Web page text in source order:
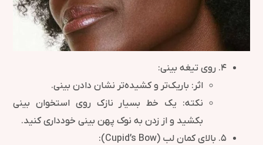
۴. روی تیغه بینی:
اثر: باریک‌تر و کشیده‌تر نشان دادن بینی.
نکته: یک خط بسیار نازک روی استخوان بینی
بکشید و از زدن به نوک پهن بینی خودداری کنید.
۵. بالای کمان لب (Cupid’s Bow):